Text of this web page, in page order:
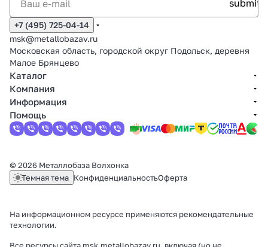
+7 (495) 725-04-14
msk@metallobazav.ru
Московская область, городской округ Подольск, деревня
Малое Брянцево
Каталог
Компания
Информация
Помощь
© 2026 Металлобаза Волхонка
Темная тема КонфиденциальностьОферта
На информационном ресурсе применяются рекомендательные
технологии.